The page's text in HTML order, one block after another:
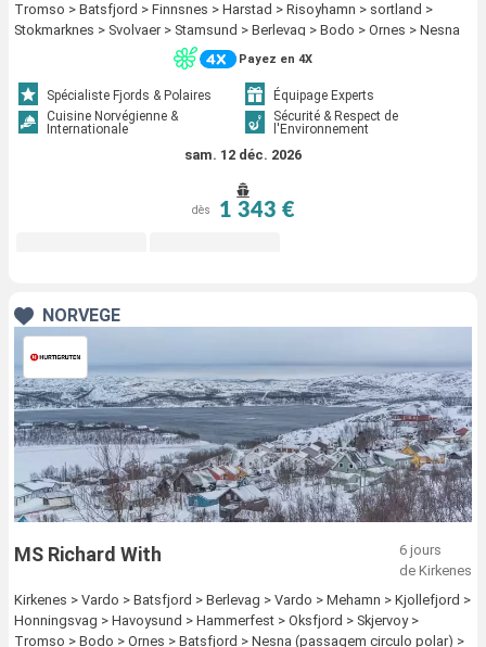
Tromso > Batsfjord > Finnsnes > Harstad > Risoyhamn > sortland >
Stokmarknes > Svolvaer > Stamsund > Berlevag > Bodo > Ornes > Nesna
(passagem circulo polar) > Sandnessjoen > Bronnoysund > Rorvik >
Mehamn > Trondheim > Kristiansund > Molde > Kjollefjord > Alesund >
Torvik > Maloy > Floro > Bergen > Honningsvag > Havoysund >
Hammerfest > Oksfjord > Skjervoy > Tromso > Finnsnes > Harstad >
Risoyhamn > sortland > Stokmarknes > Svolvaer > Stamsund > Bodo >
Ornes > Nesna (passagem circulo polar) > Sandnessjoen > Bronnoysund
Payez en 4X
Spécialiste Fjords & Polaires
Équipage Experts
Cuisine Norvégienne &
Internationale
Sécurité & Respect de
l'Environnement
sam. 12 déc. 2026
dès 1 343 €
NORVÈGE
MS Richard With
6 jours
de Kirkenes
Kirkenes > Vardo > Batsfjord > Berlevag > Vardo > Mehamn > Kjollefjord >
Honningsvag > Havoysund > Hammerfest > Oksfjord > Skjervoy >
Tromso > Bodo > Ornes > Batsfjord > Nesna (passagem circulo polar) >